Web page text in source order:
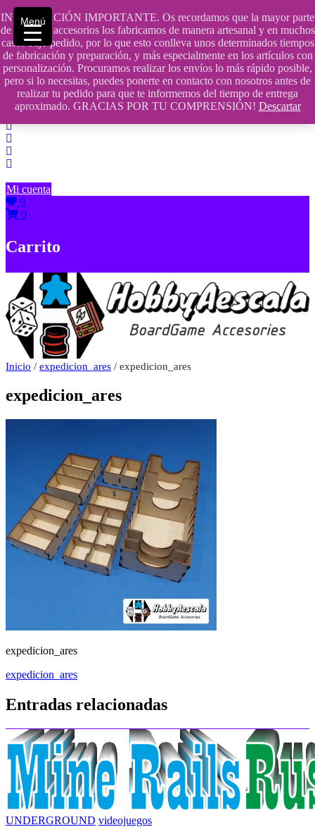
INFORMACIÓN IMPORTANTE. Os recordamos que la mayor parte
de nuestros accesorios los fabricamos de manera artesanal y en muchos
casos bajo pedido, por lo que esto conlleva unos determinados tiempos
de fabricación y preparación, y más especialmente en los artículos con
personalización. Procuramos realizar los envíos lo más rápido posible,
pero si lo necesitas, puedes ponerte en contacto con nosotros antes de
realizar tu pedido para que te informemos del tiempo de entrega
aproximado. GRACIAS POR TU COMPRENSIÓN! Descartar
Saltar
contenido
609241475 SOLO DE 10:00 a 14:00
info@hobbyaescala.com
San Fernando de Henares
10:00 - 14:00
Mi cuenta
0
0
Carrito
Inicio / expedicion_ares / expedicion_ares
expedicion_ares
expedicion_ares
Navegación
de
entradas
expedicion_ares
Entradas relacionadas
UNDERGROUND videojuegos
Menú